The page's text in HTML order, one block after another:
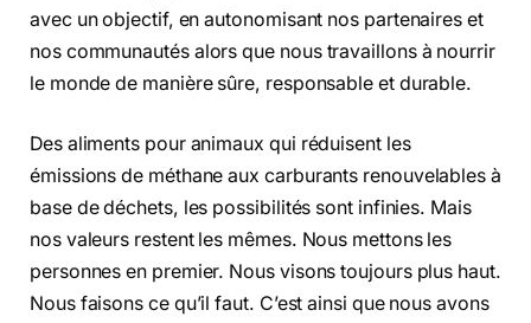
avec un objectif, en autonomisant nos partenaires et
nos communautés alors que nous travaillons à nourrir
le monde de manière sûre, responsable et durable.
Des aliments pour animaux qui réduisent les
émissions de méthane aux carburants renouvelables à
base de déchets, les possibilités sont infinies. Mais
nos valeurs restent les mêmes. Nous mettons les
personnes en premier. Nous visons toujours plus haut.
Nous faisons ce qu’il faut. C’est ainsi que nous avons